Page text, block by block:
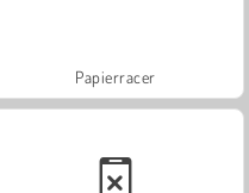
Papierracer